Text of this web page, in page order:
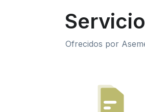
Ofrecidos por